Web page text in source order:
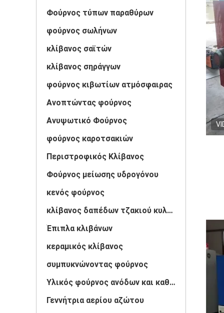
Φούρνος τύπων παραθύρων
φούρνος σωλήνων
κλίβανος σαϊτών
κλίβανος σηράγγων
φούρνος κιβωτίων ατμόσφαιρας
Ανοπτώντας φούρνος
Ανυψωτικό Φούρνος
φούρνος καροτσακιών
Περιστροφικός Κλίβανος
Φούρνος μείωσης υδρογόνου
κενός φούρνος
κλίβανος δαπέδων τζακιού κυλίνδρων
Έπιπλα κλιβάνων
κεραμικός κλίβανος
συμπυκνώνοντας φούρνος
Υλικός φούρνος ανόδων και καθόδων
Γεννήτρια αερίου αζώτου